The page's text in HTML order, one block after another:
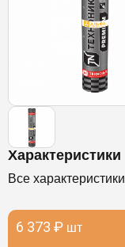
Характеристики
Все характеристики
6 373 ₽ шт